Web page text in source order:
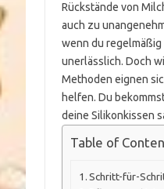
Rückstände von
auch zu
wenn du
unerlässlich. Doch
Methoden eignen
helfen. Du
deine Silikonkissen
Table of
Schritt-für-